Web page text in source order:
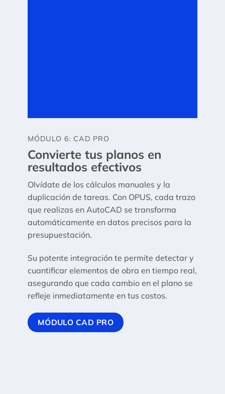
MÓDULO 6: CAD PRO
Convierte tus planos en
resultados efectivos
Olvídate de los cálculos manuales y la
duplicación de tareas. Con OPUS, cada trazo
que realizas en AutoCAD se transforma
automáticamente en datos precisos para la
presupuestación.
Su potente integración te permite detectar y
cuantificar elementos de obra en tiempo real,
asegurando que cada cambio en el plano se
refleje inmediatamente en tus costos.
MÓDULO CAD PRO